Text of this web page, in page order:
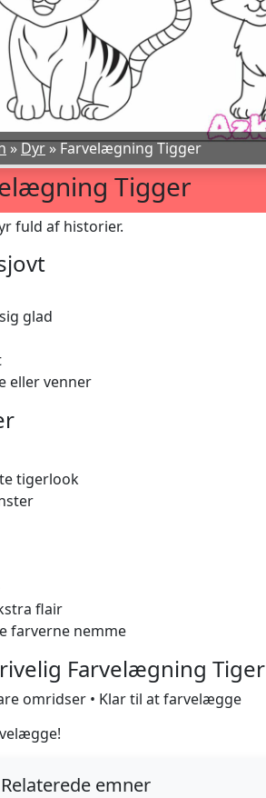
»Dyr»Farvelægning Tigger
Tigger
fuld af historier.
glad
eller venner
tigerlook
flair
farverne nemme
Farvelægning Tiger
omridser • Klar til at farvelægge
Relaterede emner